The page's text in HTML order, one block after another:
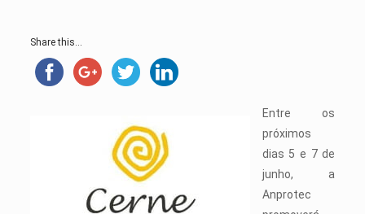
Share this...
Entre os
próximos
dias 5 e 7 de
junho, a
Anprotec